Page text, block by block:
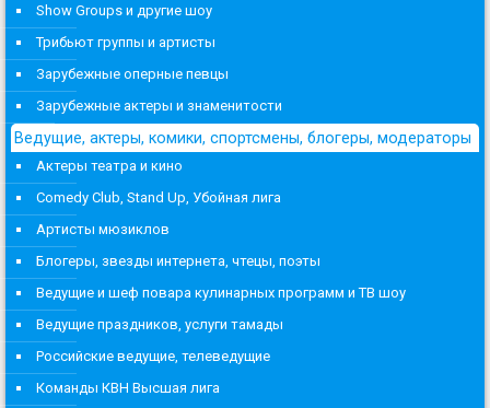
Show Groups и другие шоу
Трибьют группы и артисты
Зарубежные оперные певцы
Зарубежные актеры и знаменитости
Ведущие, актеры, комики, спортсмены, блогеры, модераторы
Актеры театра и кино
Comedy Club, Stand Up, Убойная лига
Артисты мюзиклов
Блогеры, звезды интернета, чтецы, поэты
Ведущие и шеф повара кулинарных программ и ТВ шоу
Ведущие праздников, услуги тамады
Российские ведущие, телеведущие
Команды КВН Высшая лига